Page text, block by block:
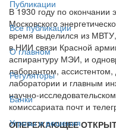
Публикации
Все публикации
О главном
Регуляторы
Банки
Угрозы и решения
В 1930 году по окончании
Московского
время выделился из
в НИИ связи Красной
аспирантуру МЭИ, и
лаборантом,
лаборатории и главным
научно-
комиссариата почт и
ОПЕРЕЖАЮЩЕЕ